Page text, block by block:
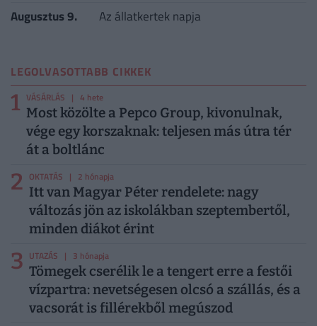
Augusztus 9.
Az állatkertek napja
LEGOLVASOTTABB CIKKEK
1 VÁSÁRLÁS | 4 hete
Most közölte a Pepco Group, kivonulnak,
vége egy korszaknak: teljesen más útra tér
át a boltlánc
2 OKTATÁS | 2 hónapja
Itt van Magyar Péter rendelete: nagy
változás jön az iskolákban szeptembertől,
minden diákot érint
3 UTAZÁS | 3 hónapja
Tömegek cserélik le a tengert erre a festői
vízpartra: nevetségesen olcsó a szállás, és a
vacsorát is fillérekből megúszod